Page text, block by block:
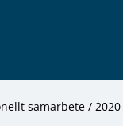
samarbete